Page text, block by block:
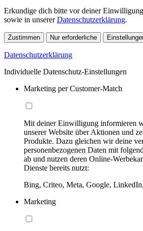
Erkundige dich bitte vor deiner
sowie in unsererDatenschutzerklärung.
Zustimmen Nur erforderliche
Datenschutzerklärung
Individuelle Datenschutz-Einstellungen
Marketing per Customer-Match
Mit deiner Einwilligung informieren
unserer Website über Aktionen und
Produkte. Dazu gleichen wir deine
personenbezogenen Daten mit
ab und nutzen deren Online-
Dienste bereits nutzt:
Bing, Criteo, Meta, Google,
Marketing